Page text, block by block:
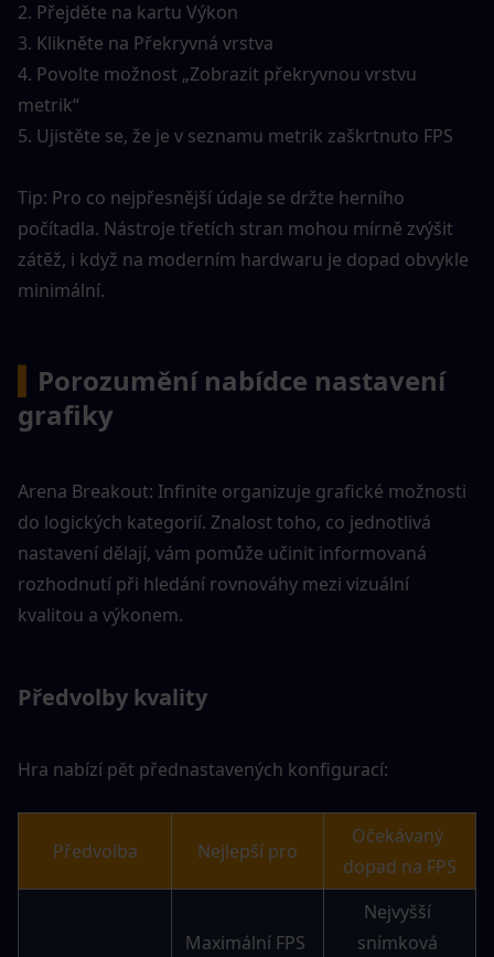
2. Přejděte na kartu Výkon
3. Klikněte na Překryvná vrstva
4. Povolte možnost „Zobrazit překryvnou vrstvu
metrik“
5. Ujistěte se, že je v seznamu metrik zaškrtnuto FPS
Tip: Pro co nejpřesnější údaje se držte herního
počítadla. Nástroje třetích stran mohou mírně zvýšit
zátěž, i když na moderním hardwaru je dopad obvykle
minimální.
Porozumění nabídce nastavení
grafiky
Arena Breakout: Infinite organizuje grafické možnosti
do logických kategorií. Znalost toho, co jednotlivá
nastavení dělají, vám pomůže učinit informovaná
rozhodnutí při hledání rovnováhy mezi vizuální
kvalitou a výkonem.
Předvolby kvality
Hra nabízí pět přednastavených konfigurací:
Předvolba Nejlepší pro
Očekávaný
dopad na FPS
Maximální FPS
Nejvyšší
snímková